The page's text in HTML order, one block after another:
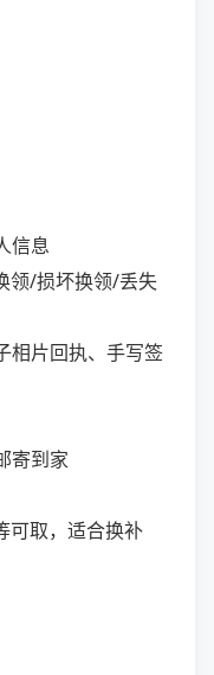
信息
领/损坏换领/丢失
相片回执、手写签
寄到家
可取，适合换补